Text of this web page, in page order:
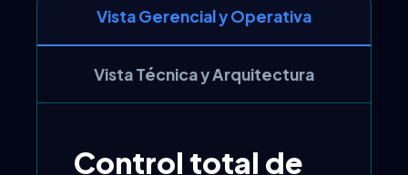
Vista Gerencial y Operativa
Vista Técnica y Arquitectura
Control total de